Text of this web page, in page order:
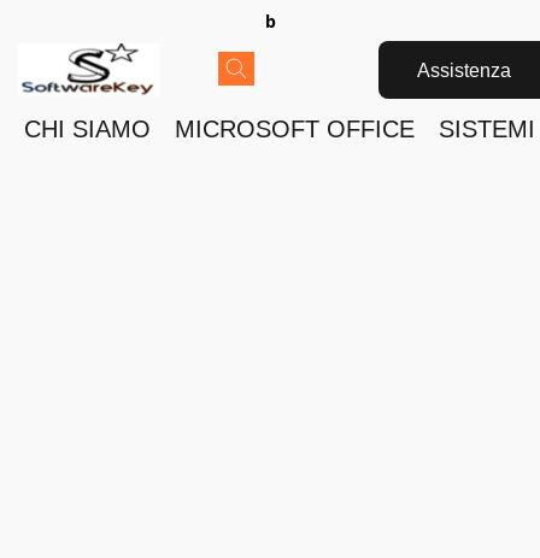
b
Assistenza
CHI SIAMO MICROSOFT OFFICE